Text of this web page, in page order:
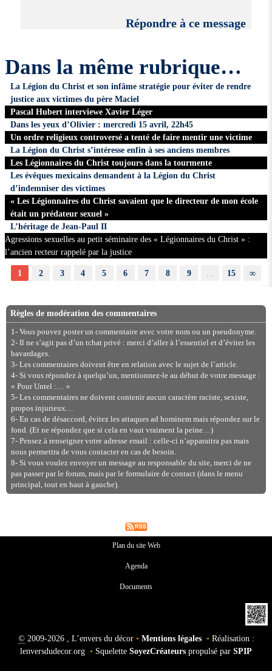
Répondre à ce message
Dans la même rubrique…
La Légion du Christ et son infâme stratégie pour éviter de rendre
justice aux victimes du père Maciel
Pascal Hubert interviewe Xavier Léger
Dans les yeux d’Olivier : mercredi 15 avril, 22h45
Un ordre religieux controversé a tenté de faire mentir une victime
La Légion du Christ s’intéresse enfin à ses anciens membres
Les Légionnaires du Christ toujours dans la tourmente
Les évêques mexicains demandent à la Légion du Christ
d’indemniser des victimes
« Les Légionnaires du Christ savaient que le directeur de mon école
était un prédateur sexuel »
L’héritage de Jean-Paul II
Agressions sexuelles au petit séminaire des « Légionnaires du Christ » :
l’ancien recteur rappelé par la justice
1 2 3 4 5 6 7 8 9 15 ∞
Règles de modération des commentaires
1- Vous pouvez poster un commentaire avec votre nom ou un pseudonyme.
2- Il ne s’agit pas d’un tchat privé : merci d’aller à l’essentiel et d’éviter les
bavardages.
3- Les commentaires doivent être en relation avec le sujet de l’article.
4- Si vous répondez à quelqu’un, mentionnez-le au début de votre message :
« Pour Untel :… »
5- Les commentaires ne doivent contenir aucun caractère raciste, sexiste,
propos injurieux…
6- En cas de désaccord, évitez les attaques ad hominem mais répondez sur le
fond. (Et ne répondez que si cela en vaut vraiment la peine…)
7- Pensez à renseigner votre adresse email : celle-ci n’apparaitra pas mais
nous permettra de vous contacter en cas de besoin.
8- Si vous voulez envoyer un message au responsable du site, merci de ne
pas passer par le forum, mais par le formulaire de contact (dans le menu
principal, tout en haut à gauche).
Plan du site Web
Agenda
Documents
©2009-2026 , L’envers du décor • Mentions légales • Réalisation :
lenversdudecor.org • Squelette SoyezCréateurs propulsé par SPIP